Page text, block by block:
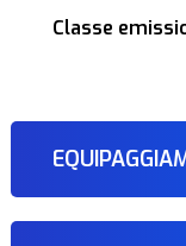
Classe